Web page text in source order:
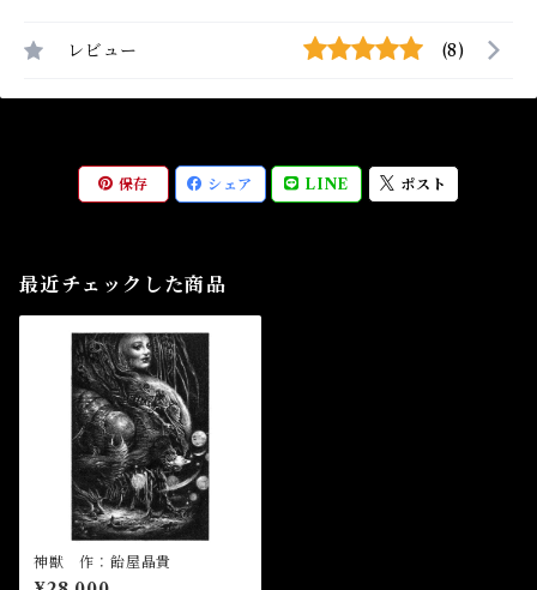
レビュー (8)
保存 シェア LINE ポスト
最近チェックした商品
神獣 作：飴屋晶貴